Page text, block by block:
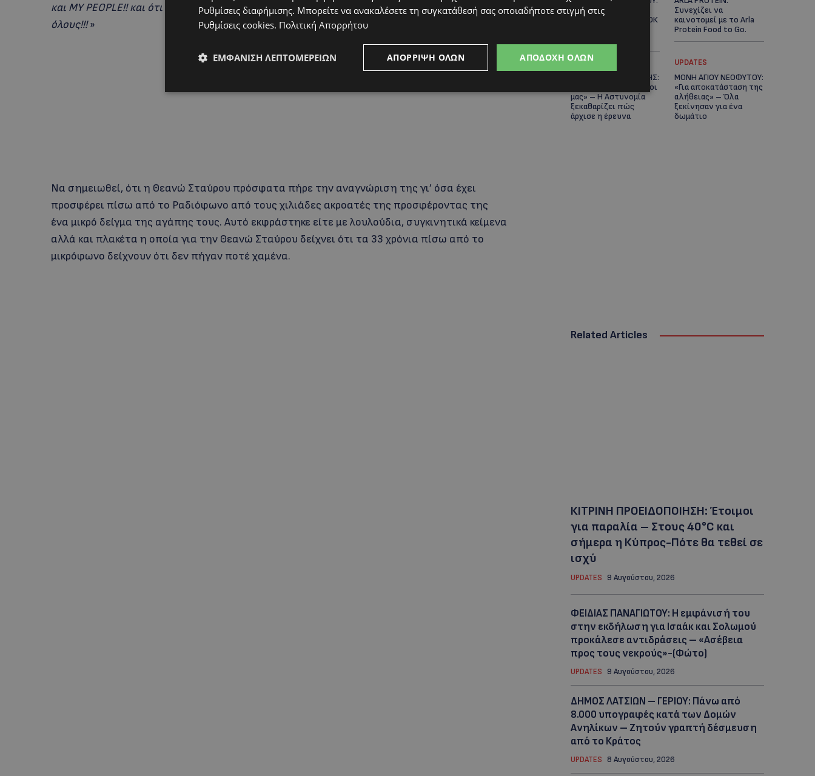
και MY PEOPLE!! και ότι επιφανειακό για να φαινόμαστε και κουρουφέξαλα!!! Καλή σας μέρα
όλους!!!»
Να σημειωθεί, ότι η Θεανώ Σταύρου πρόσφατα πήρε την αναγνώριση της γι’ όσα έχει
προσφέρει πίσω από το Ραδιόφωνο από τους χιλιάδες ακροατές της προσφέροντας της
ένα μικρό δείγμα της αγάπης τους. Αυτό εκφράστηκε είτε με λουλούδια, συγκινητικά κείμενα
αλλά και πλακέτα η οποία για την Θεανώ Σταύρου δείχνει ότι τα 33 χρόνια πίσω από το
μικρόφωνο δείχνουν ότι δεν πήγαν ποτέ χαμένα.
Από τη σκηνή στην
Αντιπροεδρία του ΘΟΚ
Συνεχίζει να
καινοτομεί με το Arla
Protein Food to Go.
UPDATES
ΜΑΚΑΡΙΟΣ ΔΡΟΥΣΙΩΤΗΣ:
«Δεν ξεκινήσαμε μόνοι
μας» – Η Αστυνομία
ξεκαθαρίζει πώς
άρχισε η έρευνα
UPDATES
ΜΟΝΗ ΑΓΙΟΥ ΝΕΟΦΥΤΟΥ:
«Για αποκατάσταση της
αλήθειας» – Όλα
ξεκίνησαν για ένα
δωμάτιο
Related Articles
ΚΙΤΡΙΝΗ ΠΡΟΕΙΔΟΠΟΙΗΣΗ: Έτοιμοι
για παραλία – Στους 40°C και
σήμερα η Κύπρος-Πότε θα τεθεί σε
ισχύ
UPDATES 9 Αυγούστου, 2026
ΦΕΙΔΙΑΣ ΠΑΝΑΓΙΩΤΟΥ: Η εμφάνισή του
στην εκδήλωση για Ισαάκ και Σολωμού
προκάλεσε αντιδράσεις – «Ασέβεια
προς τους νεκρούς»-(Φώτο)
UPDATES 9 Αυγούστου, 2026
ΔΗΜΟΣ ΛΑΤΣΙΩΝ – ΓΕΡΙΟΥ: Πάνω από
8.000 υπογραφές κατά των Δομών
Ανηλίκων – Ζητούν γραπτή δέσμευση
από το Κράτος
UPDATES 8 Αυγούστου, 2026
Ρυθμίσεις διαφήμισης. Μπορείτε να ανακαλέσετε τη συγκατάθεσή σας οποιαδήποτε στιγμή στις
Ρυθμίσεις cookies. Πολιτική Απορρήτου
ΑΠΟΔΟΧΉ ΌΛΩΝ
ΑΠΌΡΡΙΨΗ ΌΛΩΝ
ΕΜΦΆΝΙΣΗ ΛΕΠΤΟΜΕΡΕΙΏΝ